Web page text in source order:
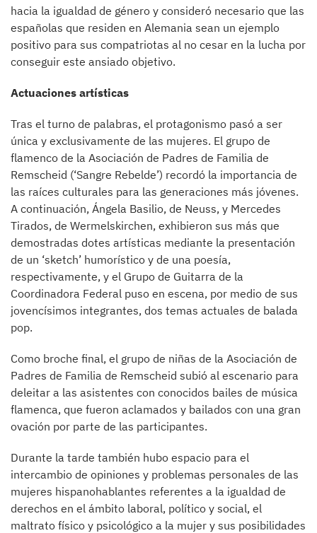
hacia la igualdad de género y consideró necesario que las
españolas que residen en Alemania sean un ejemplo
positivo para sus compatriotas al no cesar en la lucha por
conseguir este ansiado objetivo.
Actuaciones artísticas
Tras el turno de palabras, el protagonismo pasó a ser
única y exclusivamente de las mujeres. El grupo de
flamenco de la Asociación de Padres de Familia de
Remscheid (‘Sangre Rebelde’) recordó la importancia de
las raíces culturales para las generaciones más jóvenes.
A continuación, Ángela Basilio, de Neuss, y Mercedes
Tirados, de Wermelskirchen, exhibieron sus más que
demostradas dotes artísticas mediante la presentación
de un ‘sketch’ humorístico y de una poesía,
respectivamente, y el Grupo de Guitarra de la
Coordinadora Federal puso en escena, por medio de sus
jovencísimos integrantes, dos temas actuales de balada
pop.
Como broche final, el grupo de niñas de la Asociación de
Padres de Familia de Remscheid subió al escenario para
deleitar a las asistentes con conocidos bailes de música
flamenca, que fueron aclamados y bailados con una gran
ovación por parte de las participantes.
Durante la tarde también hubo espacio para el
intercambio de opiniones y problemas personales de las
mujeres hispanohablantes referentes a la igualdad de
derechos en el ámbito laboral, político y social, el
maltrato físico y psicológico a la mujer y sus posibilidades